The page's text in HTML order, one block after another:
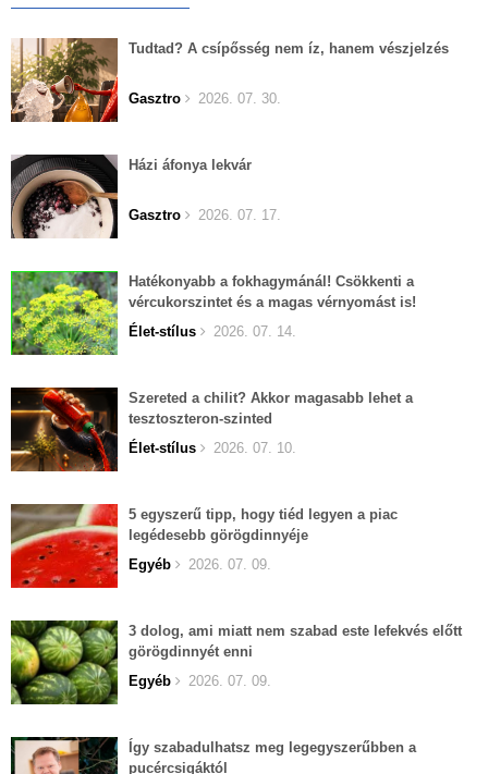
Tudtad? A csípősség nem íz, hanem vészjelzés
Gasztro 2026. 07. 30.
Házi áfonya lekvár
Gasztro 2026. 07. 17.
Hatékonyabb a fokhagymánál! Csökkenti a
vércukorszintet és a magas vérnyomást is!
Élet-stílus
2026. 07. 14.
Szereted a chilit? Akkor magasabb lehet a
tesztoszteron-szinted
Élet-stílus
2026. 07. 10.
5 egyszerű tipp, hogy tiéd legyen a piac
legédesebb görögdinnyéje
Egyéb
2026. 07. 09.
3 dolog, ami miatt nem szabad este lefekvés előtt
görögdinnyét enni
Egyéb
2026. 07. 09.
Így szabadulhatsz meg legegyszerűbben a
pucércsigáktól